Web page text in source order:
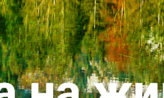
Јавни набавки
Јавни огласи
Завршени јавни огласи
Конкурси